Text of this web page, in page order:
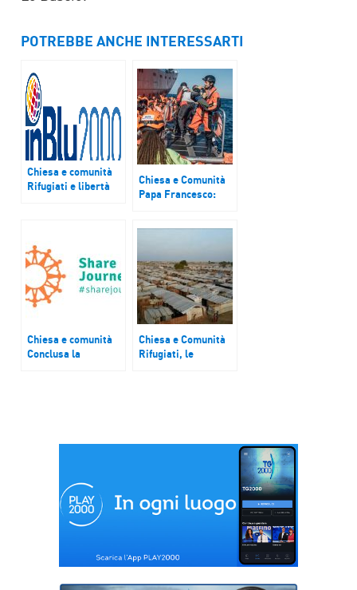
POTREBBE ANCHE INTERESSARTI
Chiesa e comunità
Rifugiati e libertà
Centro Astalli e di
Aiuto alla Chiesa
che soffre
Chiesa e Comunità
Papa Francesco:
Chiesa e comunità
Conclusa la
condividere il
viaggio con i
migranti”
Chiesa e Comunità
Rifugiati, le